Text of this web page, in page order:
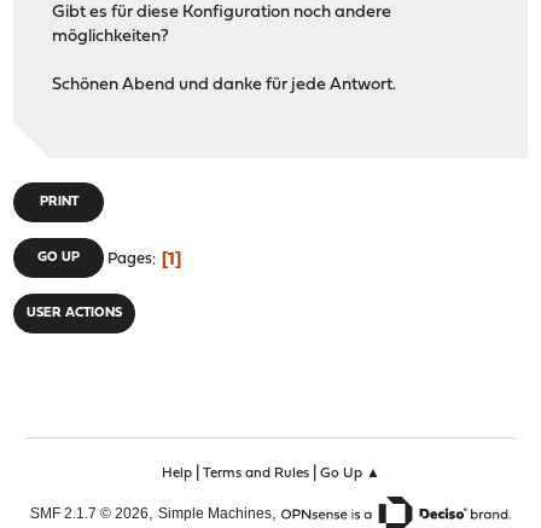
Gibt es für diese Konfiguration noch andere
möglichkeiten?
Schönen Abend und danke für jede Antwort.
PRINT
GO UP Pages 1
USER ACTIONS
Help| Terms and Rules| Go Up ▲
SMF 2.1.7 © 2026, Simple Machines,